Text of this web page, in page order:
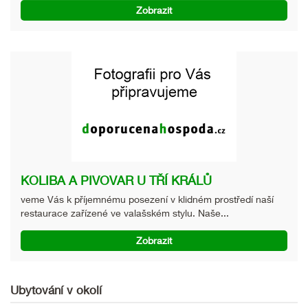
Zobrazit
KOLIBA A PIVOVAR U TŘÍ KRÁLŮ
veme Vás k příjemnému posezení v klidném prostředí naší
restaurace zařízené ve valašském stylu. Naše...
Zobrazit
Ubytování v okolí